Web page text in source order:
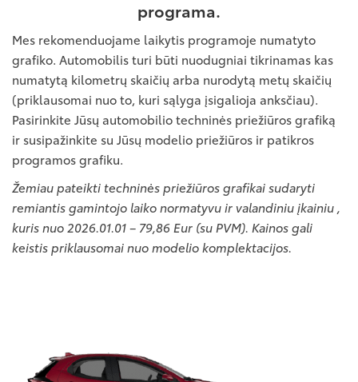
programa.
Mes rekomenduojame laikytis programoje numatyto
grafiko. Automobilis turi būti nuodugniai tikrinamas kas
numatytą kilometrų skaičių arba nurodytą metų skaičių
(priklausomai nuo to, kuri sąlyga įsigalioja anksčiau).
Pasirinkite Jūsų automobilio techninės priežiūros grafiką
ir susipažinkite su Jūsų modelio priežiūros ir patikros
programos grafiku.
Žemiau pateikti techninės priežiūros grafikai sudaryti
remiantis gamintojo laiko normatyvu ir valandiniu įkainiu ,
kuris nuo 2026.01.01 – 79,86 Eur (su PVM). Kainos gali
keistis priklausomai nuo modelio komplektacijos.